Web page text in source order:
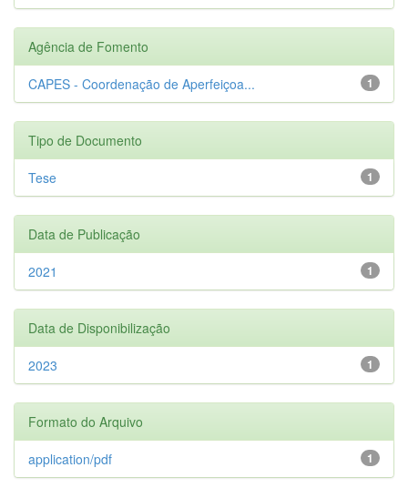
Agência de Fomento
1
CAPES - Coordenação de Aperfeiçoa...
Tipo de Documento
1
Tese
Data de Publicação
1
2021
Data de Disponibilização
1
2023
Formato do Arquivo
1
application/pdf